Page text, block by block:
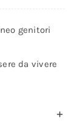
genitori
da vivere